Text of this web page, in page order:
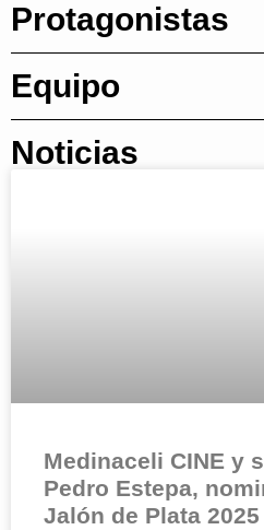
Protagonistas
Equipo
Noticias
Medinaceli CINE y
Pedro Estepa,
Jalón de Plata 2025